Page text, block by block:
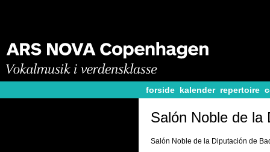
forside kalender repertoire
Salón Noble de la
Salón Noble de la Diputación de